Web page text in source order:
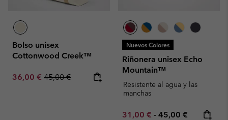
Bolso unisex
Cottonwood Creek™
Sale price:
36,00 € Regular price:
45,00 €
Nuevos Colores
Riñonera unisex Echo
Mountain™
Resistente al agua y las
manchas
Minimum sale price:
31,00 € - Maximum price:
45,00 €